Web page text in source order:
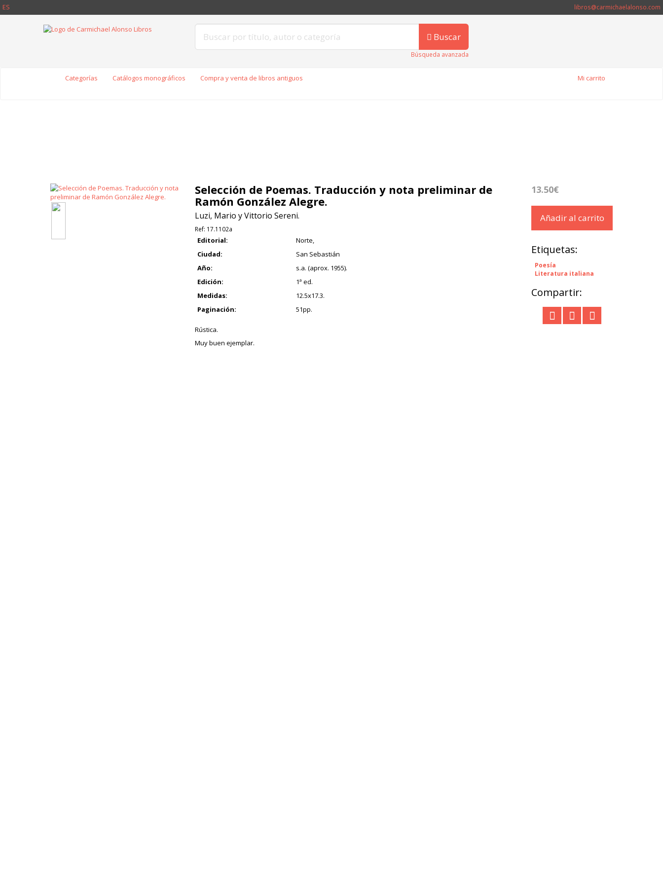
ES libros@carmichaelalonso.com
Buscar
Búsqueda avanzada
Categorías Catálogos monográficos Compra y venta de libros antiguos Mi carrito
Selección de Poemas. Traducción y nota preliminar de
Ramón González Alegre.
Luzi, Mario y Vittorio Sereni.
Ref: 17.1102a
Editorial:
Norte,
Ciudad:
San Sebastián
Año:
s.a. (aprox. 1955).
Edición:
1ª ed.
Medidas:
12.5x17.3.
Paginación:
51pp.
Rústica.
Muy buen ejemplar.
13.50€
Añadir al carrito
Etiquetas:
Poesía
Literatura italiana
Compartir: